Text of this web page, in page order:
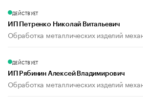
ДЕЙСТВУЕТ
ИП Петренко Николай Витальевич
Обработка металлических изделий
ДЕЙСТВУЕТ
ИП Рябинин Алексей Владимирович
Обработка металлических изделий